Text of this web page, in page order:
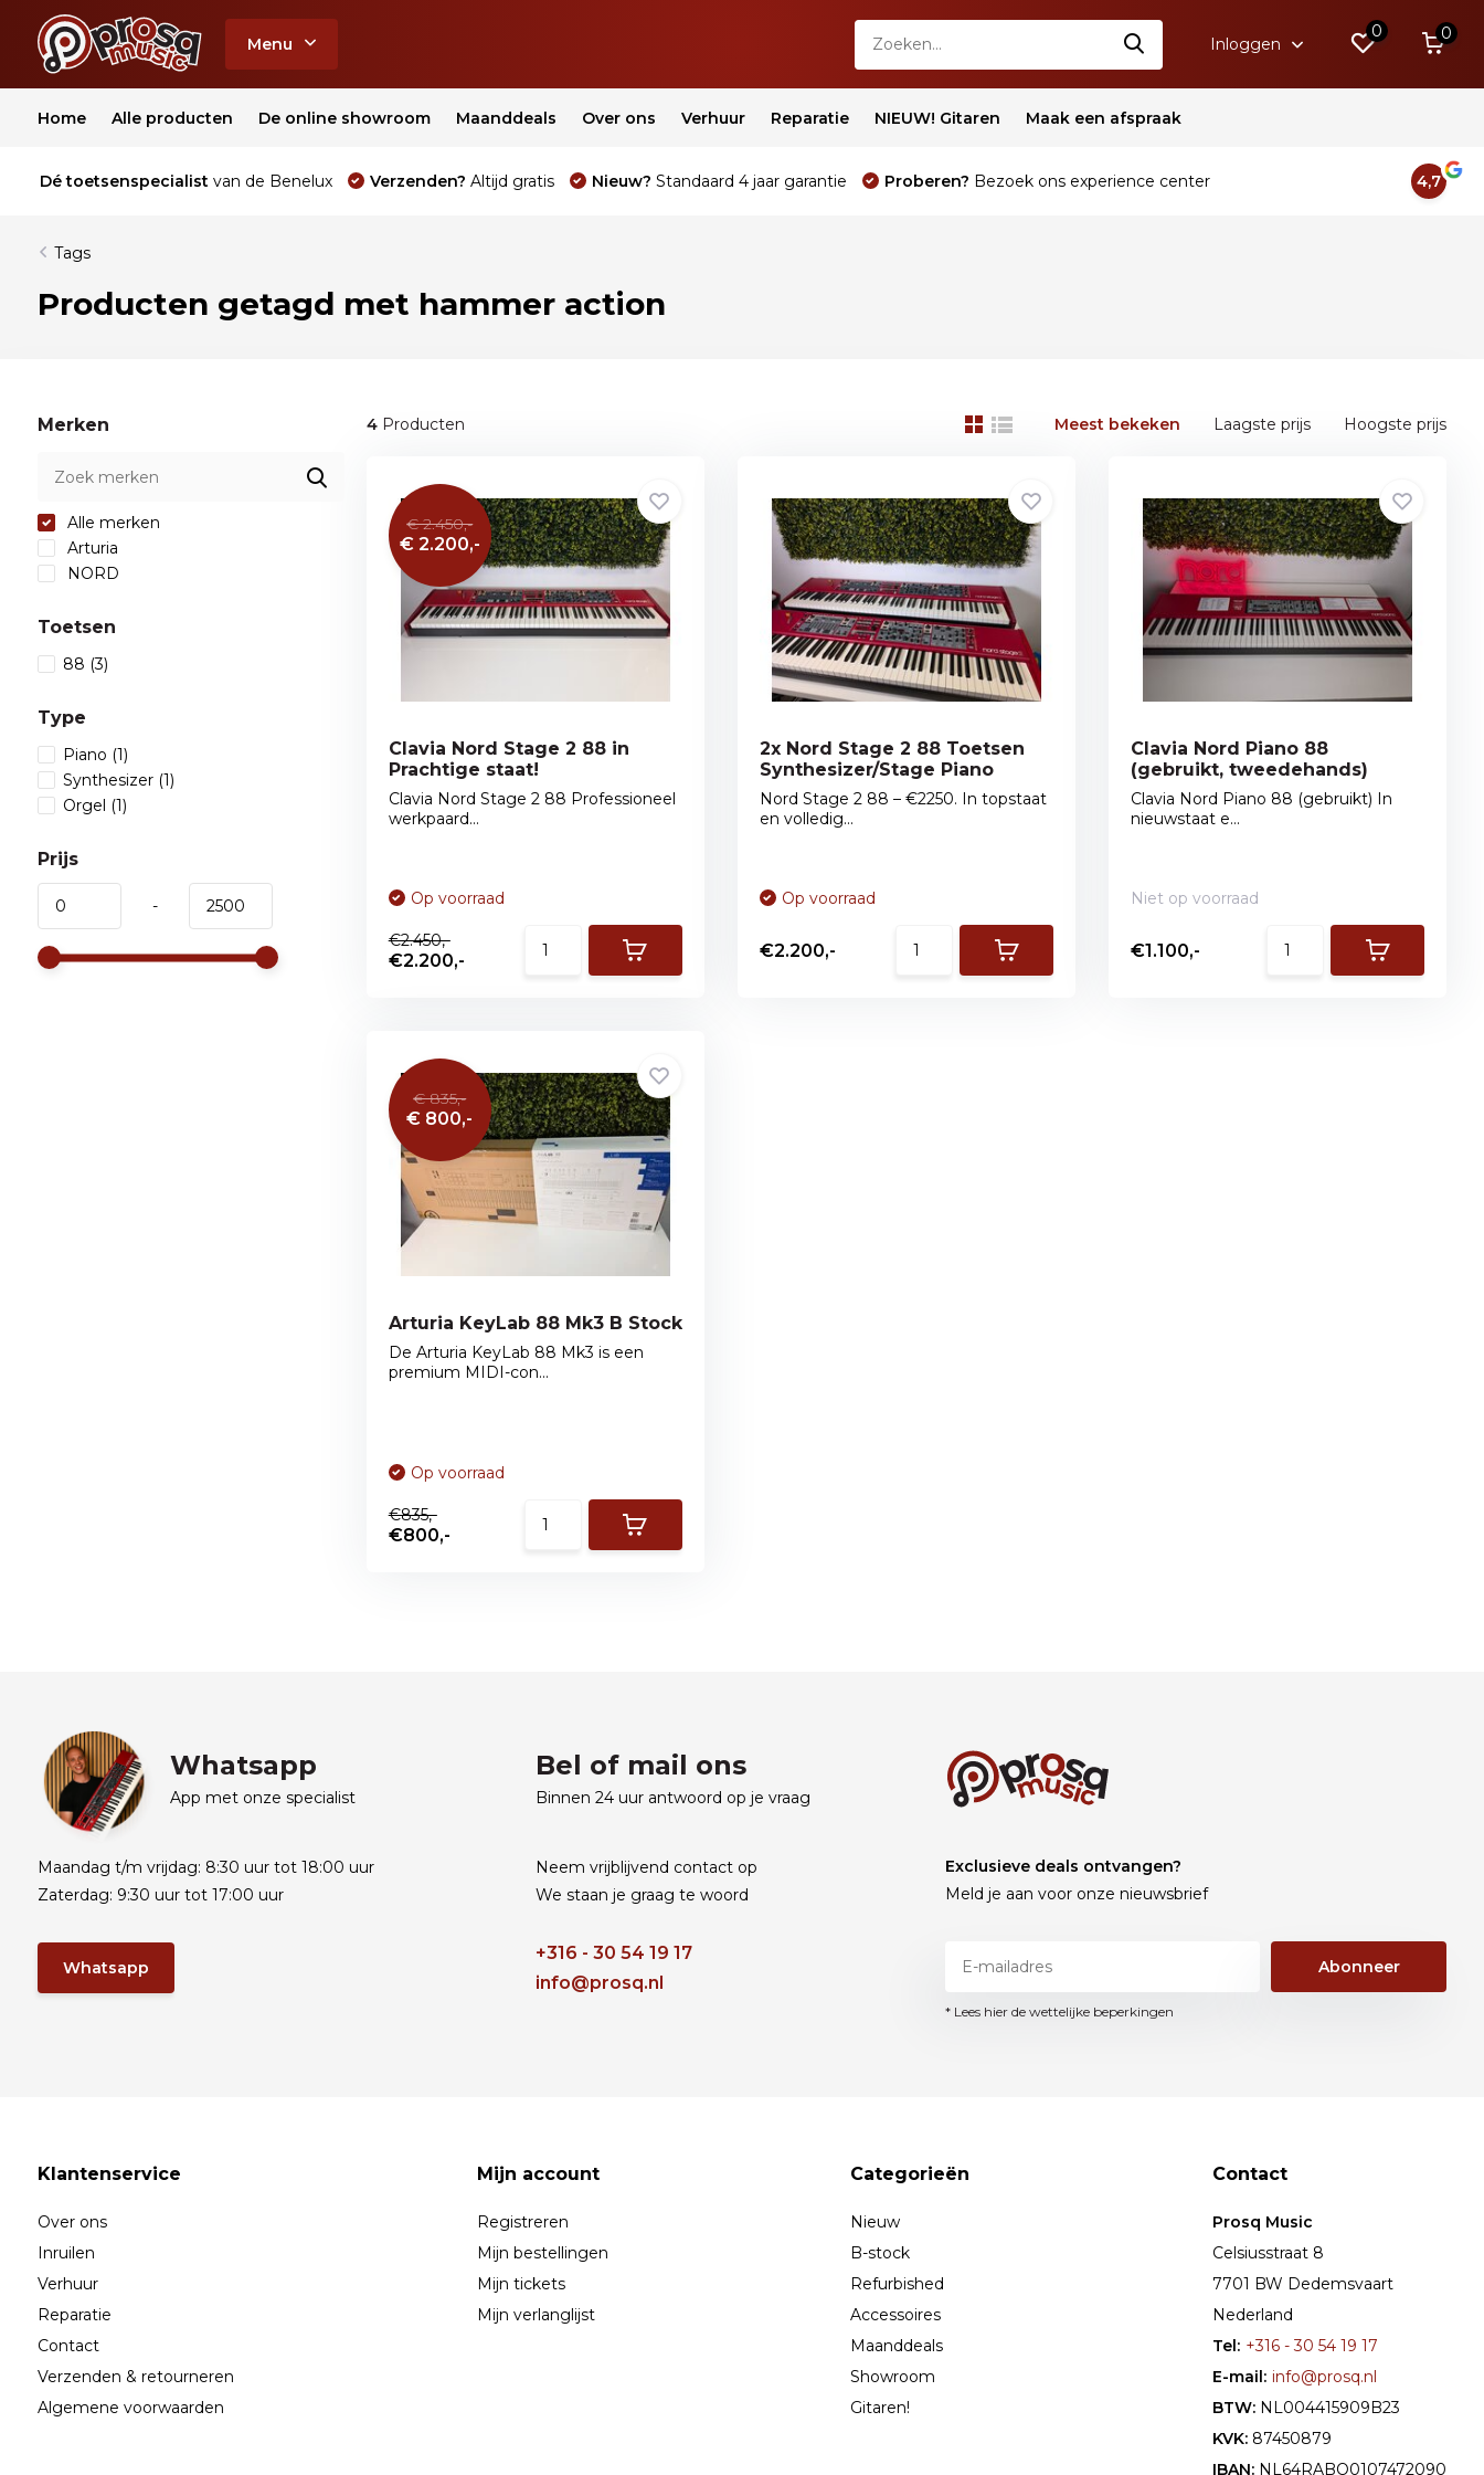
Menu Inloggen
0 0
Home Alle producten De online showroom Maanddeals Over ons Verhuur Reparatie NIEUW! Gitaren Maak een afspraak
Dé toetsenspecialist van de Benelux Verzenden? Altijd gratis Nieuw? Standaard 4 jaar garantie Proberen? Bezoek ons experience center 4,7
Tags
Producten getagd met hammer action
Merken
Alle merken
Arturia
NORD
Toetsen
88 (3)
Type
Piano (1)
Synthesizer (1)
Orgel (1)
Prijs
-
4Producten Meest bekeken Laagste prijs Hoogste prijs
€ 2.450,-
€ 2.200,-
Clavia Nord Stage 2 88 in
Prachtige staat!
Clavia Nord Stage 2 88 Professioneel
werkpaard...
Op voorraad
€2.450,-
€2.200,-
2x Nord Stage 2 88 Toetsen
Synthesizer/Stage Piano
Nord Stage 2 88 – €2250. In topstaat
en volledig...
Op voorraad
€2.200,-
Clavia Nord Piano 88
(gebruikt, tweedehands)
Clavia Nord Piano 88 (gebruikt) In
nieuwstaat e...
Niet op voorraad
€1.100,-
€ 835,-
€ 800,-
Arturia KeyLab 88 Mk3 B Stock
De Arturia KeyLab 88 Mk3 is een
premium MIDI-con...
Op voorraad
€835,-
€800,-
Whatsapp
App met onze specialist
Maandag t/m vrijdag: 8:30 uur tot 18:00 uur
Zaterdag: 9:30 uur tot 17:00 uur
Whatsapp
Bel of mail ons
Binnen 24 uur antwoord op je vraag
Neem vrijblijvend contact op
We staan je graag te woord
+316 - 30 54 19 17
info@prosq.nl
Exclusieve deals ontvangen?
Meld je aan voor onze nieuwsbrief
Abonneer
* Lees hier de wettelijke beperkingen
Klantenservice
Over ons
Inruilen
Verhuur
Reparatie
Contact
Verzenden & retourneren
Algemene voorwaarden
Mijn account
Registreren
Mijn bestellingen
Mijn tickets
Mijn verlanglijst
Categorieën
Nieuw
B-stock
Refurbished
Accessoires
Maanddeals
Showroom
Gitaren!
Contact
Prosq Music
Celsiusstraat 8
7701 BW Dedemsvaart
Nederland
Tel: +316 - 30 54 19 17
E-mail: info@prosq.nl
BTW: NL004415909B23
KVK: 87450879
IBAN: NL64RABO0107472090